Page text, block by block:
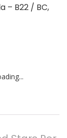
– B22 / BC,